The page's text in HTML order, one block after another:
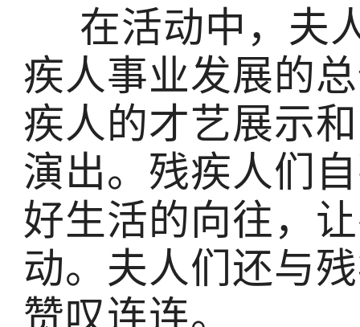
在活动中，夫
疾人事业发展的
疾人的才艺展示
演出。残疾人们
好生活的向往，
动。夫人们还与
赞叹连连。